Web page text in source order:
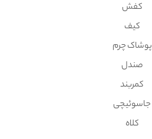
کفش
کیف
پوشاک چرم
صندل
کمربند
جاسوئیچی
کلاه